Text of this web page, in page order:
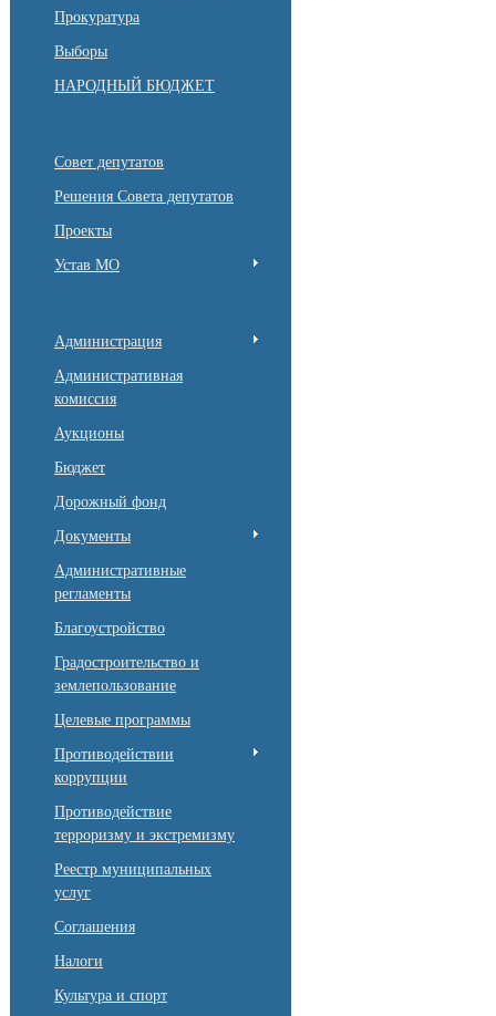
Прокуратура
Выборы
НАРОДНЫЙ БЮДЖЕТ
Совет депутатов
Решения Совета депутатов
Проекты
Устав МО
Администрация
Административная
комиссия
Аукционы
Бюджет
Дорожный фонд
Документы
Административные
регламенты
Благоустройство
Градостроительство и
землепользование
Целевые программы
Противодействии
коррупции
Противодействие
терроризму и экстремизму
Реестр муниципальных
услуг
Соглашения
Налоги
Культура и спорт